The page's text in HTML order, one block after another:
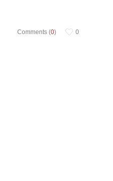
Comments (0) 0